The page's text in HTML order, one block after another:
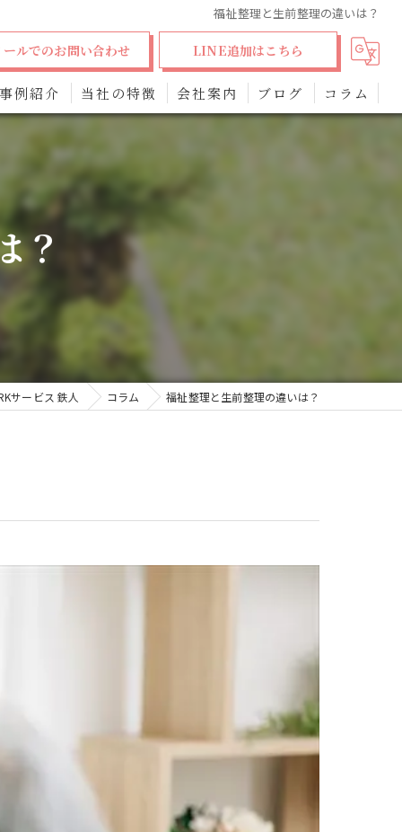
福祉整理と生前整理の違いは？
ールでのお問い合わせ LINE追加はこちら
事例紹介 当社の特徴
お片付け
会社案内 ブログ コラム
？
サービス 鉄人 コラム 福祉整理と生前整理の違いは？